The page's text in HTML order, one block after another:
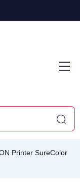
Printer SureColor